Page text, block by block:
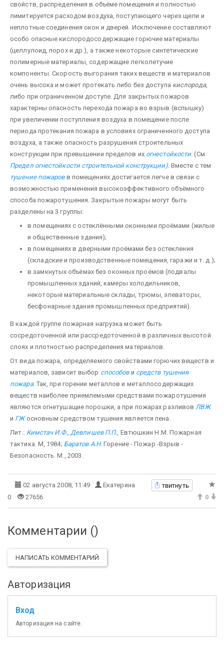
свойств, распределения в объёме помещения и полностью
лимитируется расходом воздуха, поступающего через щели и
неплотные соединения окон и дверей. Исключение составляют
особо опасные кислородосодержащие горючие материалы
(целлулоид, порох и др.), а также некоторые синтетические
полимерные материалы, содержащие легколетучие
компоненты. Скорость выгорания таких веществ и материалов
очень высока и может протекать либо без доступа кислорода,
либо при ограниченном доступе. Для закрытых пожаров
характерны опасность перехода пожара во взрыв (вспышку)
при увеличении поступления воздуха в помещение после
периода протекания пожара в условиях ограниченного доступа
воздуха, а также опасность разрушения строительных
конструкции при превышении пределов их огнестойкости. (См.
Предел огнестойкости строительной конструкции). Вместе с тем
тушение пожаровв помещениях достигается легче в связи с
возможностью применения высокоэффективного объёмного
способа пожаротушения. Закрытые пожары могут быть
разделены на 3 группы:
в помещениях с остеклёнными оконными проёмами (жилые
и общественные здания);
в помещениях в дверными проёмами без остекления
(складские и производственные помещения, гаражи и т. д.);
в замкнутых объёмах без оконных проёмов (подвалы
промышленных зданий, камеры холодильников,
некоторые материальные склады, трюмы, элеваторы,
бесфонарные здания промышленных предприятий).
В каждой группе пожарная нагрузка может быть
сосредоточенной или рассредоточенной в различных высотой
слоях и плотностью распределения материалов.
От вида пожара, определяемого свойствами горючих веществ и
материалов, зависит выбор способови средств тушения
пожара. Так, при горении металлов и металлосодержащих
веществ наиболее приемлемыми средствами пожаротушения
являются огнетушащие порошки, а при пожарах разливов ЛВЖ
и ГЖосновным средством тушения является пена.
Лит.: Кимстач И.Ф. Девлишев П.П. , Евтюшкин Н.М. Пожарная
тактика. М, 1984; Баратов А.Н. Горение - Пожар -Взрыв -
Безопасность. М., 2003.
02 августа 2008, 11:49 Екатерина твитнуть
0 27656 0
Комментарии ()
НАПИСАТЬ КОММЕНТАРИЙ
Авторизация
Вход
Авторизация на сайте.